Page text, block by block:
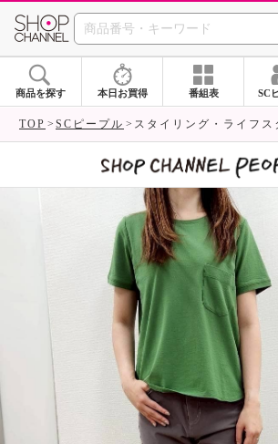
SHOP
商品を探す 本日お買得 番組表 SC
TOP SCピープル スタイリング・ライフス